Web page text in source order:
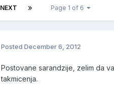
NEXT Page 1 of 6
Posted December 6, 2012
Postovane sarandzije, zelim da
takmicenja.